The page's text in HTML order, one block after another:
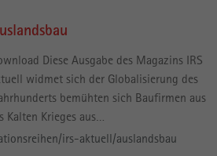
Diese Ausgabe des Magazins IRS
widmet sich der Globalisierung des
bemühten sich Baufirmen aus
Kalten Krieges aus…
irs-aktuell/auslandsbau